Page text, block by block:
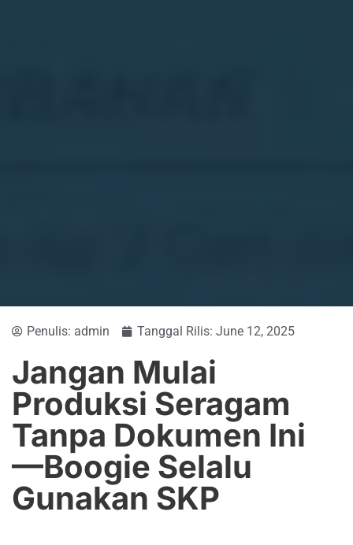
Penulis: admin Tanggal Rilis: June 12, 2025
Jangan Mulai
Produksi Seragam
Tanpa Dokumen Ini
—Boogie Selalu
Gunakan SKP